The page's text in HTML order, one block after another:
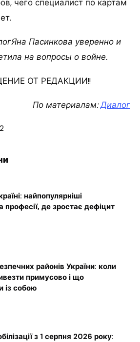
чего специалист по картам
Пасинкова уверенно и
на вопросы о войне.
ОТ РЕДАКЦИИ!!
По материалам:Диалог
найпопулярніші
професії, де зростає дефіцит
районів України: коли
примусово і що
із собою
з 1 серпня 2026 року: